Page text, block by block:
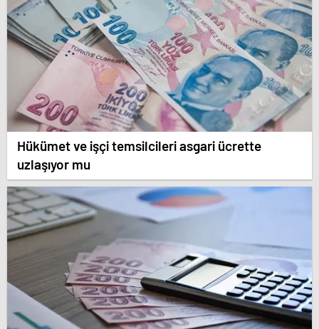
Hükümet ve işçi temsilcileri asgari ücrette
uzlaşıyor mu